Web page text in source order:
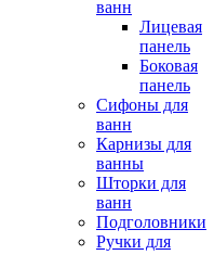
ванн
Лицевая
панель
Боковая
панель
Сифоны для
ванн
Карнизы для
ванны
Шторки для
ванн
Подголовники
Ручки для